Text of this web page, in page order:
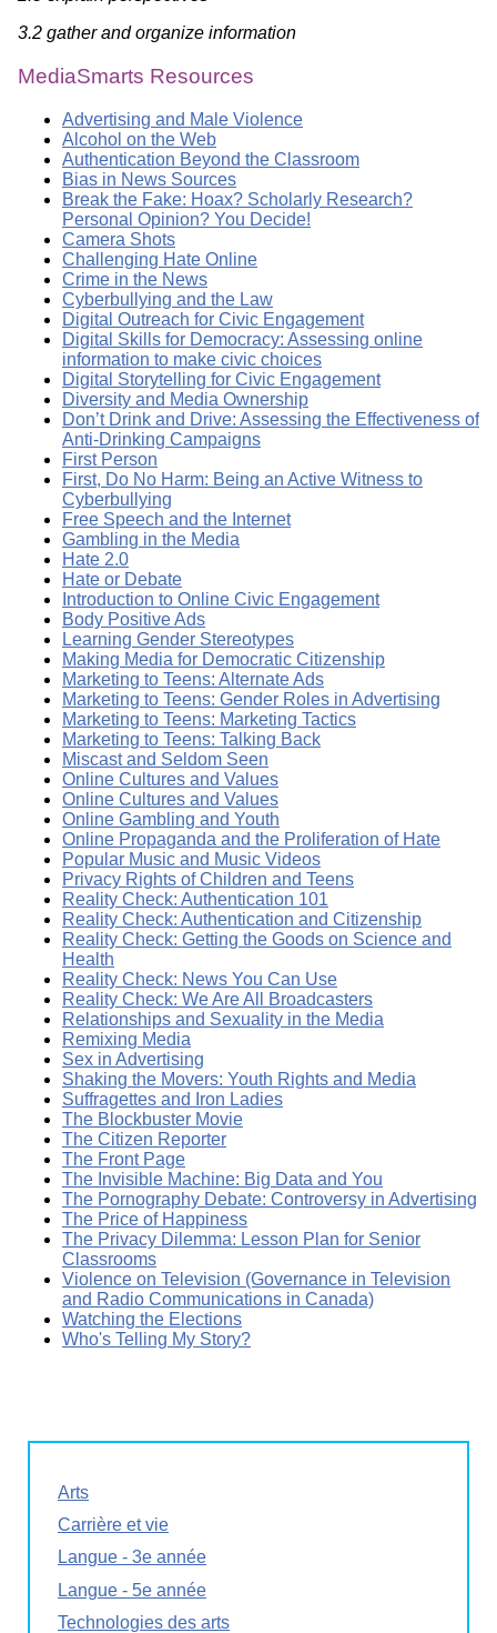
3.2 gather and organize information
MediaSmarts Resources
Advertising and Male Violence
Alcohol on the Web
Authentication Beyond the Classroom
Bias in News Sources
Break the Fake: Hoax? Scholarly Research?
Personal Opinion? You Decide!
Camera Shots
Challenging Hate Online
Crime in the News
Cyberbullying and the Law
Digital Outreach for Civic Engagement
Digital Skills for Democracy: Assessing online
information to make civic choices
Digital Storytelling for Civic Engagement
Diversity and Media Ownership
Don’t Drink and Drive: Assessing the Effectiveness of
Anti-Drinking Campaigns
First Person
First, Do No Harm: Being an Active Witness to
Cyberbullying
Free Speech and the Internet
Gambling in the Media
Hate 2.0
Hate or Debate
Introduction to Online Civic Engagement
Body Positive Ads
Learning Gender Stereotypes
Making Media for Democratic Citizenship
Marketing to Teens: Alternate Ads
Marketing to Teens: Gender Roles in Advertising
Marketing to Teens: Marketing Tactics
Marketing to Teens: Talking Back
Miscast and Seldom Seen
Online Cultures and Values
Online Cultures and Values
Online Gambling and Youth
Online Propaganda and the Proliferation of Hate
Popular Music and Music Videos
Privacy Rights of Children and Teens
Reality Check: Authentication 101
Reality Check: Authentication and Citizenship
Reality Check: Getting the Goods on Science and
Health
Reality Check: News You Can Use
Reality Check: We Are All Broadcasters
Relationships and Sexuality in the Media
Remixing Media
Sex in Advertising
Shaking the Movers: Youth Rights and Media
Suffragettes and Iron Ladies
The Blockbuster Movie
The Citizen Reporter
The Front Page
The Invisible Machine: Big Data and You
The Pornography Debate: Controversy in Advertising
The Price of Happiness
The Privacy Dilemma: Lesson Plan for Senior
Classrooms
Violence on Television (Governance in Television
and Radio Communications in Canada)
Watching the Elections
Who's Telling My Story?
Arts
Carrière et vie
Langue - 3e année
Langue - 5e année
Technologies des arts